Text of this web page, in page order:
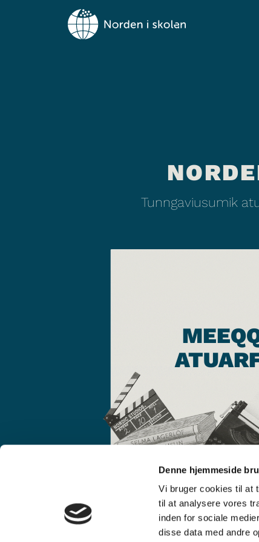
Denne hjemmeside
Vi bruger cookies til at
til at analysere vores
inden for sociale
disse data med andre
Tunngaviusumik